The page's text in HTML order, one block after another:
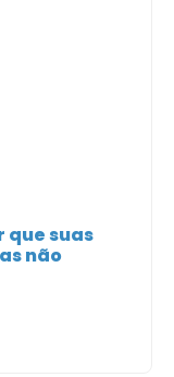
que suas
não